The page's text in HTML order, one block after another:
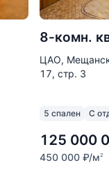
8-комн.
ЦАО,
17, стр. 3
5 спален С
125 000
450 000 ₽/м2